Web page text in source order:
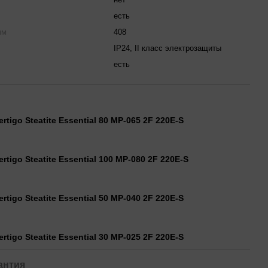
есть
408
IP24, II класс электрозащиты
есть
Steatite Essential 80 MP-065 2F 220E-S
Steatite Essential 100 MP-080 2F 220E-S
Steatite Essential 50 MP-040 2F 220E-S
Steatite Essential 30 MP-025 2F 220E-S